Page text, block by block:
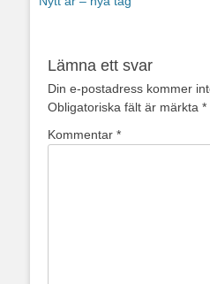
Lämna ett svar
Din e-postadress kommer
Obligatoriska fält är märkta *
Kommentar *